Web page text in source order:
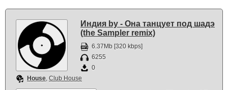
Индия by - Она танцует под шадэ
(the Sampler remix)
6.37Mb [320 kbps]
6255
0
House, Club House